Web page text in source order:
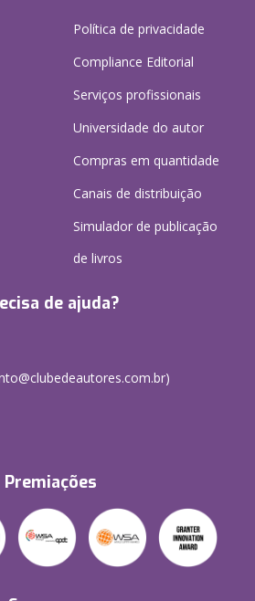
Política de privacidade
Compliance Editorial
Serviços profissionais
Universidade do autor
Compras em quantidade
Canais de distribuição
Simulador de publicação
de livros
de ajuda?
Premiações